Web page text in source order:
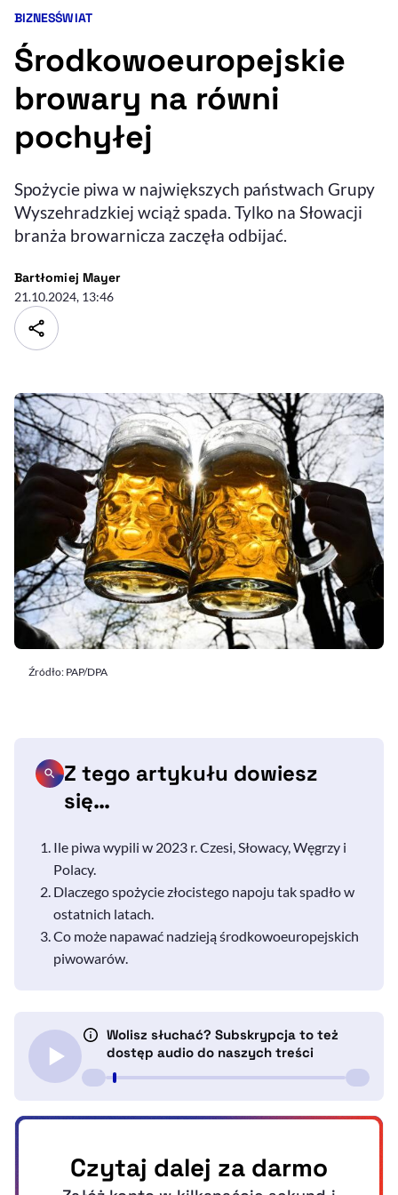
Ułatwienia dostępności wspierają:
Deklaracja dostępności
Kategorie artykułu:
BIZNESŚWIAT
Środkowoeuropejskie
browary na równi
pochyłej
Spożycie piwa w największych państwach Grupy
Wyszehradzkiej wciąż spada. Tylko na Słowacji
branża browarnicza zaczęła odbijać.
Bartłomiej Mayer- autor artykułu - profil
21.10.2024, 13:46
Źródło: PAP/DPA
Z tego artykułu dowiesz
się…
Ile piwa wypili w 2023 r. Czesi, Słowacy, Węgrzy i
Polacy.
Dlaczego spożycie złocistego napoju tak spadło w
ostatnich latach.
Co może napawać nadzieją środkowoeuropejskich
piwowarów.